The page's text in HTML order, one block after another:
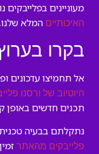
מעוניינים בפלייבקים
האיכותיים המלא
בקרו
אל תחמיצו עדכונים
היוטיוב של ורסנו
תכנים חדשים באופן
נתקלתם בבעיה
פלייבקים מהאתר